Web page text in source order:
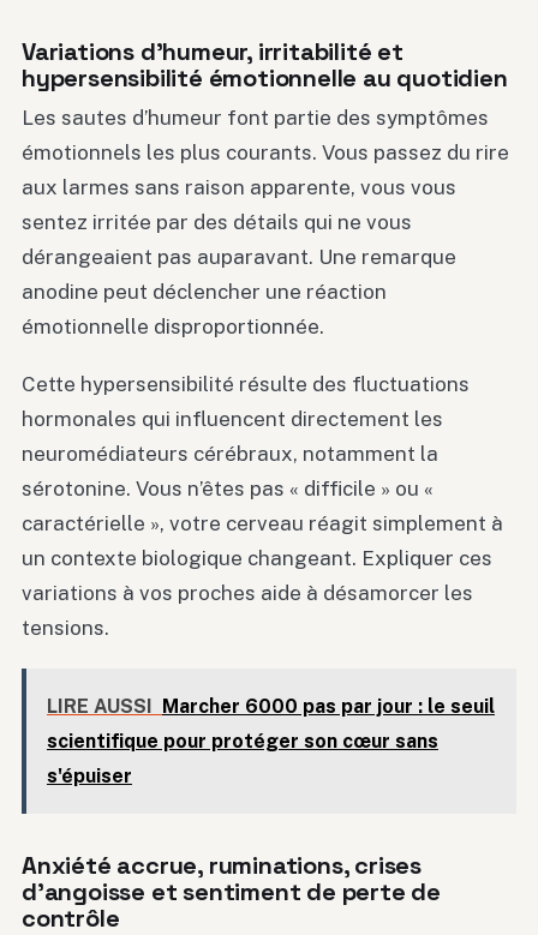
Variations d’humeur, irritabilité et
hypersensibilité émotionnelle au quotidien
Les sautes d’humeur font partie des symptômes
émotionnels les plus courants. Vous passez du rire
aux larmes sans raison apparente, vous vous
sentez irritée par des détails qui ne vous
dérangeaient pas auparavant. Une remarque
anodine peut déclencher une réaction
émotionnelle disproportionnée.
Cette hypersensibilité résulte des fluctuations
hormonales qui influencent directement les
neuromédiateurs cérébraux, notamment la
sérotonine. Vous n’êtes pas « difficile » ou «
caractérielle », votre cerveau réagit simplement à
un contexte biologique changeant. Expliquer ces
variations à vos proches aide à désamorcer les
tensions.
LIRE AUSSI Marcher 6000 pas par jour : le seuil
scientifique pour protéger son cœur sans
s'épuiser
Anxiété accrue, ruminations, crises
d’angoisse et sentiment de perte de
contrôle